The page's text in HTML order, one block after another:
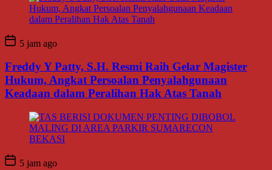
5 jam ago
Freddy Y Patty, S.H. Resmi Raih Gelar Magister
Hukum, Angkat Persoalan Penyalahgunaan
Keadaan dalam Peralihan Hak Atas Tanah
5 jam ago